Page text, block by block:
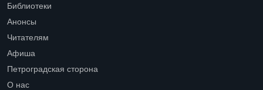
Библиотеки
Анонсы
Читателям
Афиша
Петроградская сторона
О нас